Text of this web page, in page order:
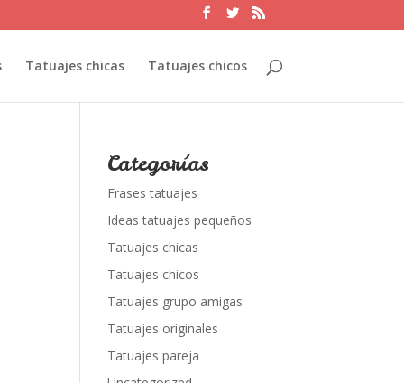
Tatuajes chicas Tatuajes chicos
Categorías
Frases tatuajes
Ideas tatuajes pequeños
Tatuajes chicas
Tatuajes chicos
Tatuajes grupo amigas
Tatuajes originales
Tatuajes pareja